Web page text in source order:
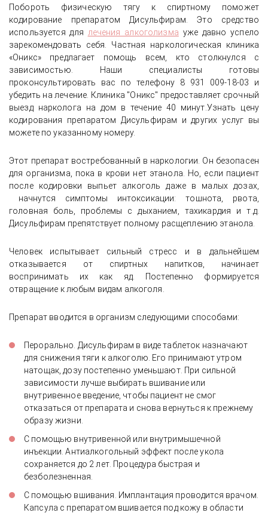
Побороть физическую тягу к спиртному поможет
кодирование препаратом Дисульфирам. Это средство
используется для лечения алкоголизма уже давно успело
зарекомендовать себя. Частная наркологическая клиника
«Оникс» предлагает помощь всем, кто столкнулся с
зависимостью. Наши специалисты готовы
проконсультировать вас по телефону 8 931 009-18-03 и
убедить на лечение. Клиника "Оникс" предоставляет срочный
выезд нарколога на дом в течение 40 минут.Узнать цену
кодирования препаратом Дисульфирам и других услуг вы
можете по указанному номеру.
Этот препарат востребованный в наркологии. Он безопасен
для организма, пока в крови нет этанола. Но, если пациент
после кодировки выпьет алкоголь даже в малых дозах,
начнутся симптомы интоксикации: тошнота, рвота,
головная боль, проблемы с дыханием, тахикардия и т.д.
Дисульфирам препятствует полному расщеплению этанола.
Человек испытывает сильный стресс и в дальнейшем
отказывается от спиртных напитков, начинает
воспринимать их как яд. Постепенно формируется
отвращение к любым видам алкоголя.
Препарат вводится в организм следующими способами:
Перорально. Дисульфирам в виде таблеток назначают
для снижения тяги к алкоголю. Его принимают утром
натощак, дозу постепенно уменьшают. При сильной
зависимости лучше выбирать вшивание или
внутривенное введение, чтобы пациент не смог
отказаться от препарата и снова вернуться к прежнему
образу жизни.
С помощью внутривенной или внутримышечной
инъекции. Антиалкогольный эффект после укола
сохраняется до 2 лет. Процедура быстрая и
безболезненная.
С помощью вшивания. Имплантация проводится врачом.
Капсула с препаратом вшивается под кожу в области